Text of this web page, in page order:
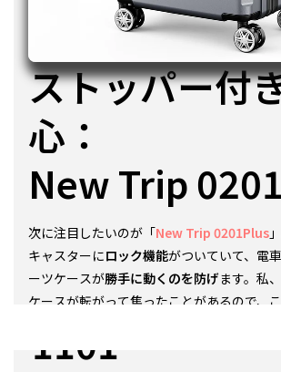
ストッパー付
心：
New Trip
次に注目したいのが「New Trip 0201Plus
キャスターにロック機能がついていて、電
ーツケースが勝手に動くのを防げます。私
ケースが転がって焦ったことがあるので、
から、お土産が増えても安心。
クッション付
に強い：New
1101